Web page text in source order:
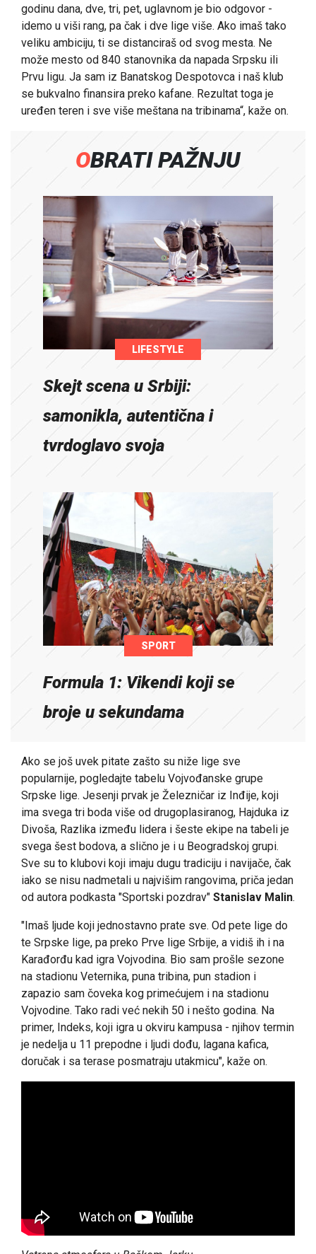
godinu dana, dve, tri, pet, uglavnom je bio odgovor -
idemo u viši rang, pa čak i dve lige više. Ako imaš tako
veliku ambiciju, ti se distanciraš od svog mesta. Ne
može mesto od 840 stanovnika da napada Srpsku ili
Prvu ligu. Ja sam iz Banatskog Despotovca i naš klub
se bukvalno finansira preko kafane. Rezultat toga je
uređen teren i sve više meštana na tribinama“, kaže on.
OBRATI PAŽNJU
LIFESTYLE
Skejt scena u Srbiji:
samonikla, autentična i
tvrdoglavo svoja
SPORT
Formula 1: Vikendi koji se
broje u sekundama
Ako se još uvek pitate zašto su niže lige sve
popularnije, pogledajte tabelu Vojvođanske grupe
Srpske lige. Jesenji prvak je Železničar iz Inđije, koji
ima svega tri boda više od drugoplasiranog, Hajduka iz
Divoša, Razlika između lidera i šeste ekipe na tabeli je
svega šest bodova, a slično je i u Beogradskoj grupi.
Sve su to klubovi koji imaju dugu tradiciju i navijače, čak
iako se nisu nadmetali u najvišim rangovima, priča jedan
od autora podkasta "Sportski pozdrav" Stanislav Malin.
"Imaš ljude koji jednostavno prate sve. Od pete lige do
te Srpske lige, pa preko Prve lige Srbije, a vidiš ih i na
Karađorđu kad igra Vojvodina. Bio sam prošle sezone
na stadionu Veternika, puna tribina, pun stadion i
zapazio sam čoveka kog primećujem i na stadionu
Vojvodine. Tako radi već nekih 50 i nešto godina. Na
primer, Indeks, koji igra u okviru kampusa - njihov termin
je nedelja u 11 prepodne i ljudi dođu, lagana kafica,
doručak i sa terase posmatraju utakmicu", kaže on.